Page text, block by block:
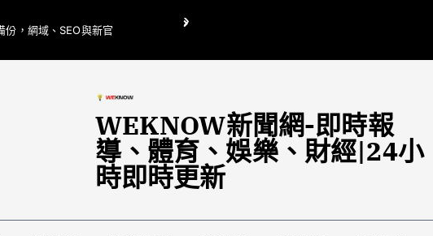
，網域、SEO與新官
翁曉玲喊刪陸委會1295萬媒宣費惹議 梁文傑回「只能靠嘴巴」
WEKNOW新聞網-即時報
導、體育、娛樂、財經|24小
時即時更新